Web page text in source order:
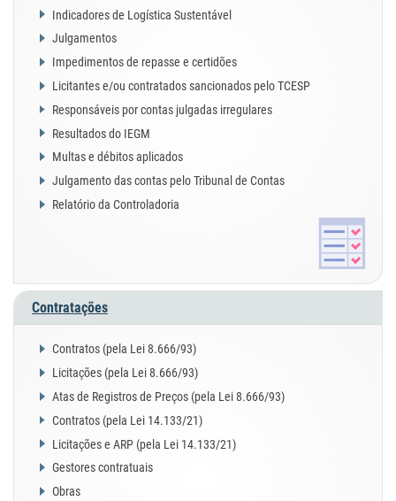
Indicadores de Logística Sustentável
Julgamentos
Impedimentos de repasse e certidões
Licitantes e/ou contratados sancionados pelo TCESP
Responsáveis por contas julgadas irregulares
Resultados do IEGM
Multas e débitos aplicados
Julgamento das contas pelo Tribunal de Contas
Relatório da Controladoria
Contratações
Contratos (pela Lei 8.666/93)
Licitações (pela Lei 8.666/93)
Atas de Registros de Preços (pela Lei 8.666/93)
Contratos (pela Lei 14.133/21)
Licitações e ARP (pela Lei 14.133/21)
Gestores contratuais
Obras